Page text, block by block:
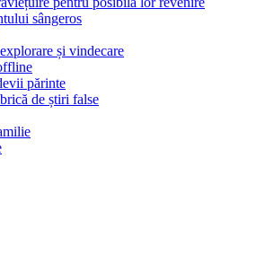
sângeros
și vindecare
părinte
de știri false